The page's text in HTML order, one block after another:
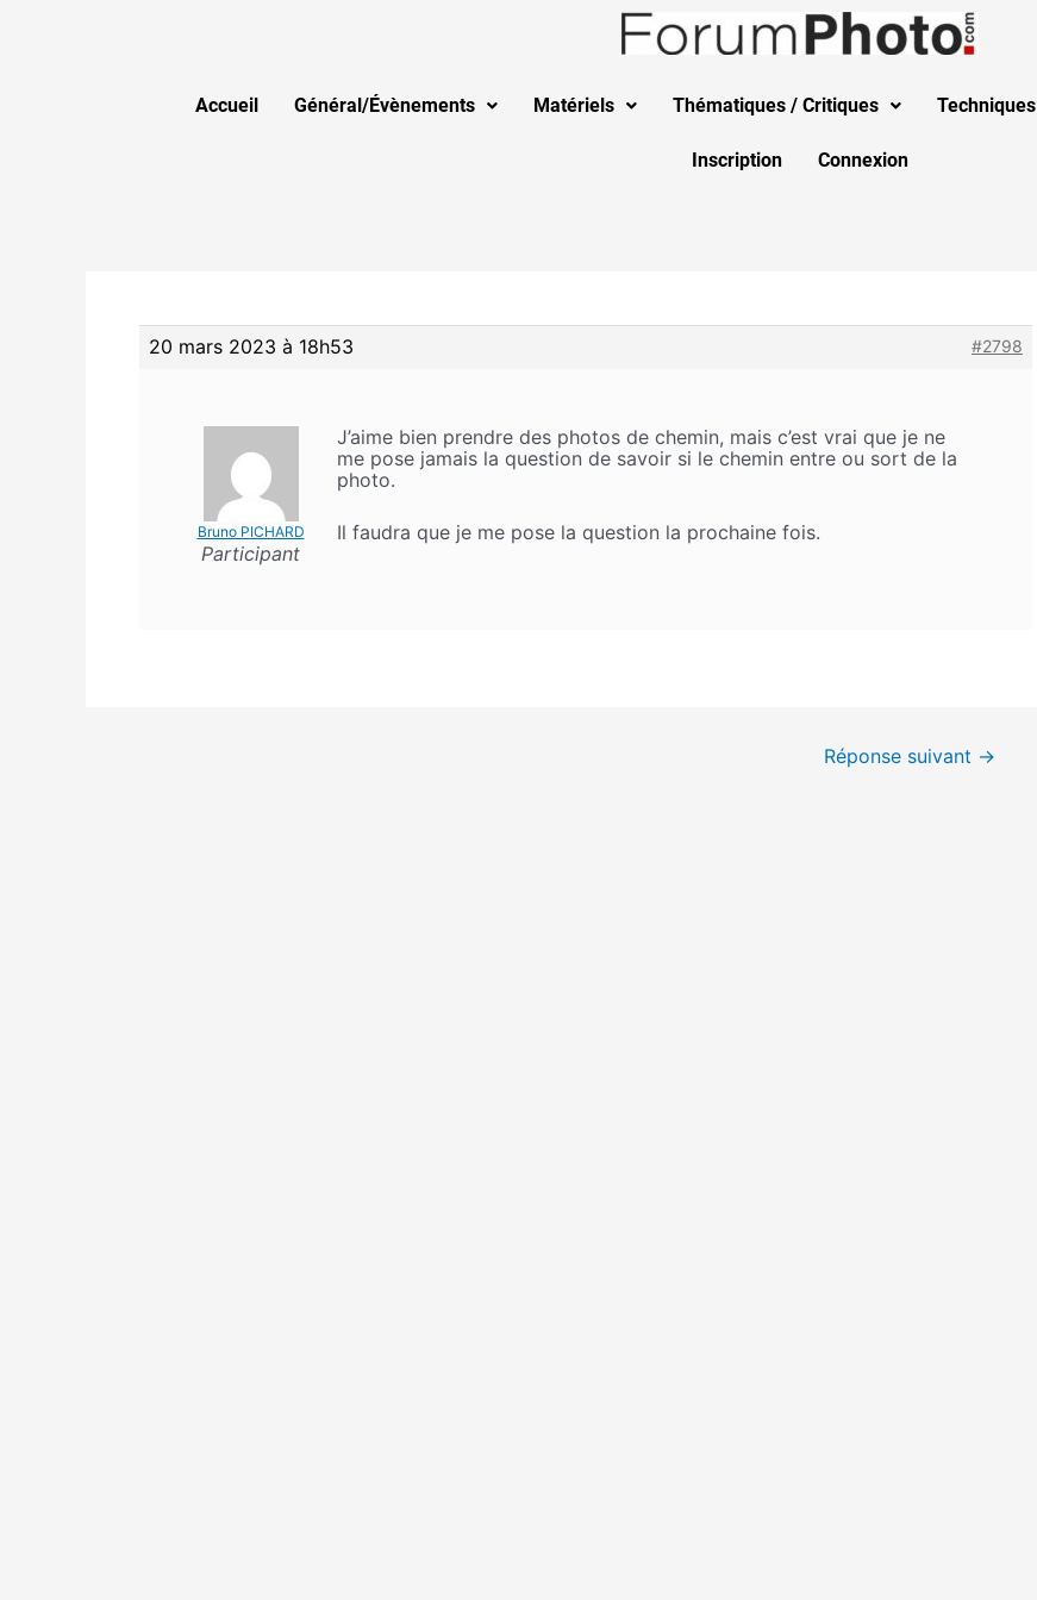
Accueil Général/Évènements Matériels Thématiques / Critiques Techniques
Inscription Connexion
20 mars 2023 à 18h53 #2798
Bruno PICHARD
Participant
J’aime bien prendre des photos de chemin, mais c’est vrai que je ne
me pose jamais la question de savoir si le chemin entre ou sort de la
photo.
Il faudra que je me pose la question la prochaine fois.
Réponse suivant →